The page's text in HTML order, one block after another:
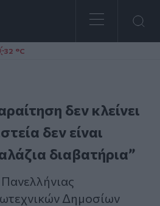
32 °C
δεν κλείνει
δεν είναι
διαβατήρια”
Δημοσίων